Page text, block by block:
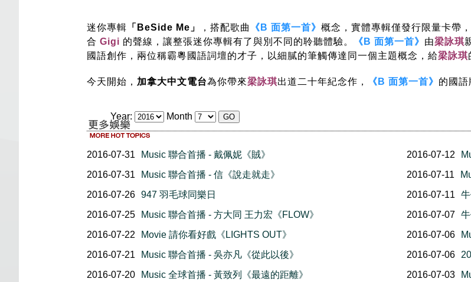
迷你專輯 「BeSide Me」 ，搭配歌曲 《B 面第一首》 概念，實體專輯僅發行限量卡帶
合 Gigi 的聲線，讓整張迷你專輯有了與別不同的聆聽體驗。 《B 面第一首》 由梁詠琪
國語創作，兩位稱霸粵國語詞壇的才子，以細膩的筆觸傳達同一個主題概念，給梁詠琪
今天開始， 加拿大中文電台為你帶來梁詠琪出道二十年紀念作， 《B 面第一首》 的國語
Year: Month
2016-07-31
Music 聯合首播 - 戴佩妮《賊》
2016-07-31
Music 聯合首播 - 信《說走就走》
2016-07-26 947 羽毛球同樂日
2016-07-25
Music 聯合首播 - 方大同 王力宏《FLOW》
2016-07-22
Movie 請你看好戲《LIGHTS OUT》
2016-07-21
Music 聯合首播 - 吳亦凡《從此以後》
2016-07-20
Music 全球首播 - 黃致列《最遠的距離》
2016-07-12
2016-07-11
2016-07-11
2016-07-07
2016-07-06
2016-07-06
2016-07-03